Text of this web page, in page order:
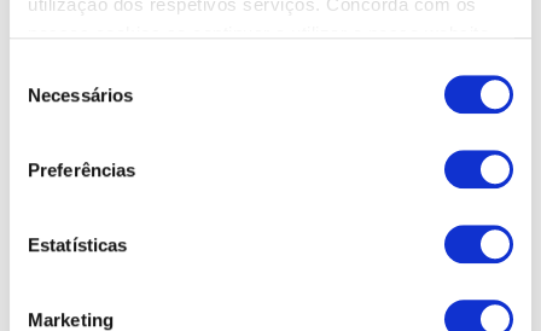
Necessários
Preferências
Estatísticas
Marketing